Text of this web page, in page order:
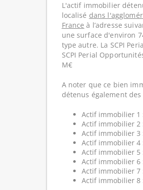
L'actif immobilier
localisé dans
France à l’adresse
une surface d'environ
type autre. La SCPI
SCPI Perial
M€
A noter que ce bien
détenus également
Actif immobilier 1
Actif immobilier 2
Actif immobilier 3
Actif immobilier 4
Actif immobilier 5
Actif immobilier 6
Actif immobilier 7
Actif immobilier 8